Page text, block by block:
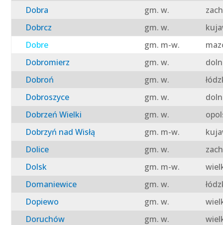
Dobra
gm. w.
Dobrcz
gm. w.
Dobre
gm. m-w.
Dobromierz
gm. w.
Dobroń
gm. w.
Dobroszyce
gm. w.
Dobrzeń Wielki
gm. w.
Dobrzyń nad Wisłą
gm. m-w.
Dolice
gm. w.
Dolsk
gm. m-w.
Domaniewice
gm. w.
Dopiewo
gm. w.
Doruchów
gm. w.